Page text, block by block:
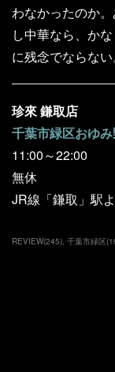
わなかったのか
し中華なら、か
に残念でならない
珍來 鎌取店
千葉市緑区おゆ
11:00～22:00
無休
JR線「鎌取」駅
REVIEW(245) 千葉市緑区(